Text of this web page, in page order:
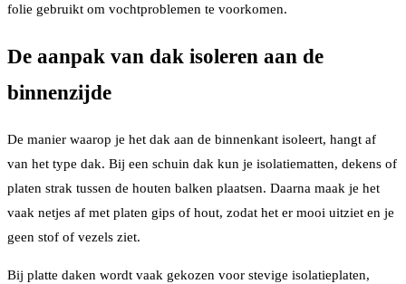
folie gebruikt om vochtproblemen te voorkomen.
De aanpak van dak isoleren aan de
binnenzijde
De manier waarop je het dak aan de binnenkant isoleert, hangt af
van het type dak. Bij een schuin dak kun je isolatiematten, dekens of
platen strak tussen de houten balken plaatsen. Daarna maak je het
vaak netjes af met platen gips of hout, zodat het er mooi uitziet en je
geen stof of vezels ziet.
Bij platte daken wordt vaak gekozen voor stevige isolatieplaten,